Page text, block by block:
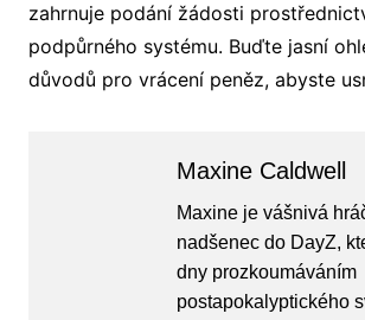
zahrnuje podání žádosti
podpůrného systému. Buďte jasní
důvodů pro vrácení peněz, abyste
Maxine Caldwell
Maxine je vášnivá
nadšenec do DayZ,
dny prozkoumáváním
postapokalyptického